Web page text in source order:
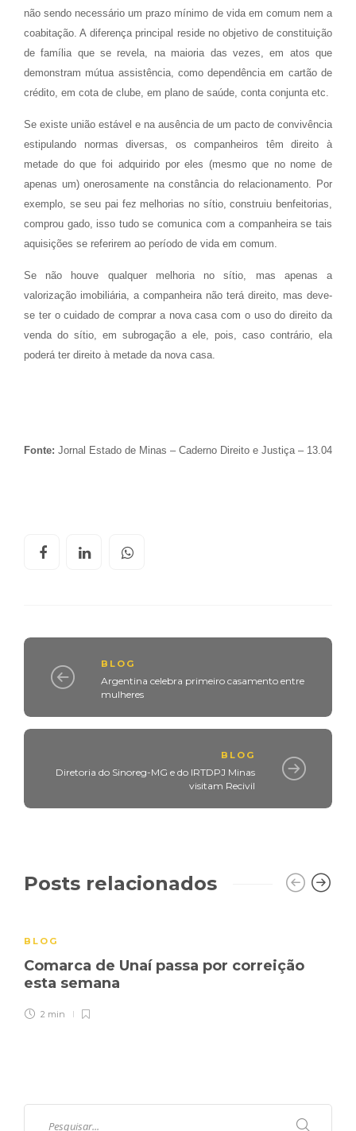
não sendo necessário um prazo mínimo de vida em comum nem a
coabitação. A diferença principal reside no objetivo de constituição
de família que se revela, na maioria das vezes, em atos que
demonstram mútua assistência, como dependência em cartão de
crédito, em cota de clube, em plano de saúde, conta conjunta etc.
Se existe união estável e na ausência de um pacto de convivência
estipulando normas diversas, os companheiros têm direito à
metade do que foi adquirido por eles (mesmo que no nome de
apenas um) onerosamente na constância do relacionamento. Por
exemplo, se seu pai fez melhorias no sítio, construiu benfeitorias,
comprou gado, isso tudo se comunica com a companheira se tais
aquisições se referirem ao período de vida em comum.
Se não houve qualquer melhoria no sítio, mas apenas a
valorização imobiliária, a companheira não terá direito, mas deve-
se ter o cuidado de comprar a nova casa com o uso do direito da
venda do sítio, em subrogação a ele, pois, caso contrário, ela
poderá ter direito à metade da nova casa.
Fonte: Jornal Estado de Minas – Caderno Direito e Justiça – 13.04
BLOG
Argentina celebra primeiro casamento entre
mulheres
BLOG
Diretoria do Sinoreg-MG e do IRTDPJ Minas
visitam Recivil
Posts relacionados
BLOG
Comarca de Unaí passa por correição
esta semana
2 min